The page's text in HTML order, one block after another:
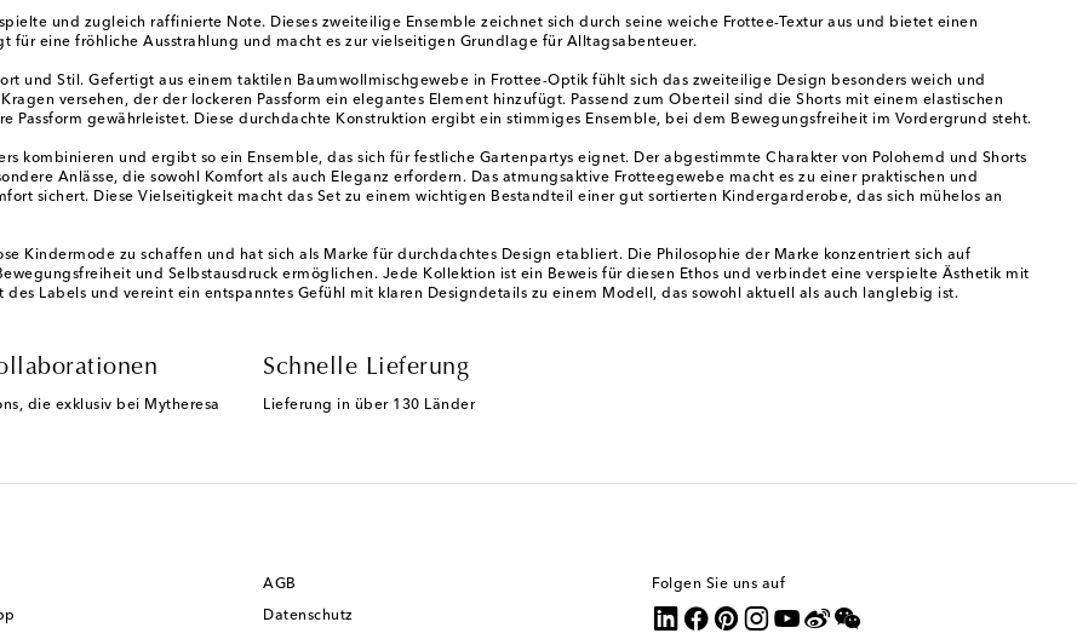
und zugleich raffinierte Note. Dieses zweiteilige Ensemble zeichnet sich durch seine weiche Frottee-Textur aus und bietet einen
für eine fröhliche Ausstrahlung und macht es zur vielseitigen Grundlage für Alltagsabenteuer.
und Stil. Gefertigt aus einem taktilen Baumwollmischgewebe in Frottee-Optik fühlt sich das zweiteilige Design besonders weich und
versehen, der der lockeren Passform ein elegantes Element hinzufügt. Passend zum Oberteil sind die Shorts mit einem elastischen
Passform gewährleistet. Diese durchdachte Konstruktion ergibt ein stimmiges Ensemble, bei dem Bewegungsfreiheit im Vordergrund steht.
kombinieren und ergibt so ein Ensemble, das sich für festliche Gartenpartys eignet. Der abgestimmte Charakter von Polohemd und Shorts
Anlässe, die sowohl Komfort als auch Eleganz erfordern. Das atmungsaktive Frotteegewebe macht es zu einer praktischen und
sichert. Diese Vielseitigkeit macht das Set zu einem wichtigen Bestandteil einer gut sortierten Kindergarderobe, das sich mühelos an
Kindermode zu schaffen und hat sich als Marke für durchdachtes Design etabliert. Die Philosophie der Marke konzentriert sich auf
und Selbstausdruck ermöglichen. Jede Kollektion ist ein Beweis für diesen Ethos und verbindet eine verspielte Ästhetik mit
Labels und vereint ein entspanntes Gefühl mit klaren Designdetails zu einem Modell, das sowohl aktuell als auch langlebig ist.
die exklusiv bei Mytheresa
Schnelle Lieferung
Lieferung in über 130 Länder
AGB
Datenschutz
Folgen Sie uns auf